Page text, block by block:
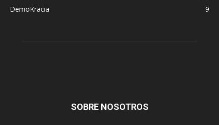
DemoKracia
9
SOBRE NOSOTROS